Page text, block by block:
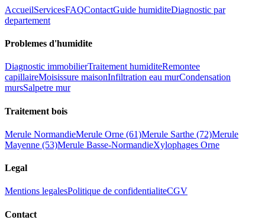
AccueilServicesFAQContactGuide humiditeDiagnostic par
departement
Problemes d'humidite
Diagnostic immobilierTraitement humiditeRemontee
capillaireMoisissure maisonInfiltration eau murCondensation
mursSalpetre mur
Traitement bois
Merule NormandieMerule Orne (61)Merule Sarthe (72)Merule
Mayenne (53)Merule Basse-NormandieXylophages Orne
Legal
Mentions legalesPolitique de confidentialiteCGV
Contact